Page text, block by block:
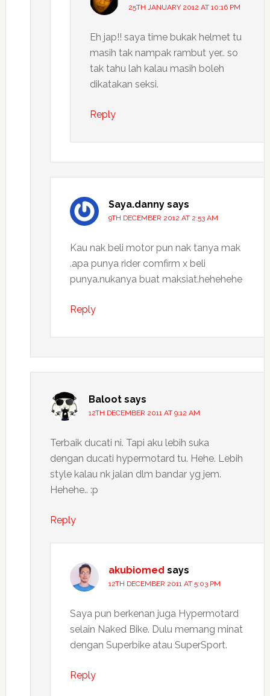
25TH JANUARY 2012 AT 10:16 PM
Eh jap!! saya time bukak helmet tu
masih tak nampak rambut yer.. so
tak tahu lah kalau masih boleh
dikatakan seksi.
Reply
Saya.danny says
9TH DECEMBER 2012 AT 2:53 AM
Kau nak beli motor pun nak tanya mak
.apa punya rider comfirm x beli
punya.nukanya buat maksiat.hehehehe
Reply
Baloot says
12TH DECEMBER 2011 AT 9:12 AM
Terbaik ducati ni. Tapi aku lebih suka
dengan ducati hypermotard tu. Hehe. Lebih
style kalau nk jalan dlm bandar yg jem.
Hehehe.. :p
Reply
akubiomed says
12TH DECEMBER 2011 AT 5:03 PM
Saya pun berkenan juga Hypermotard
selain Naked Bike. Dulu memang minat
dengan Superbike atau SuperSport.
Reply